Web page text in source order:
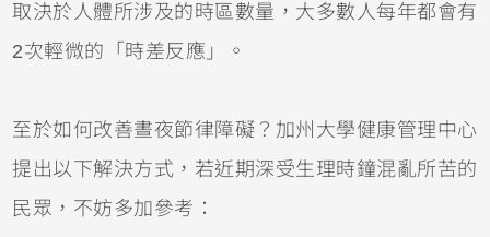
取決於人體所涉及的時區數量，大多數人每年都會有
2次輕微的「時差反應」。
至於如何改善晝夜節律障礙？加州大學健康管理中心
提出以下解決方式，若近期深受生理時鐘混亂所苦的
民眾，不妨多加參考：